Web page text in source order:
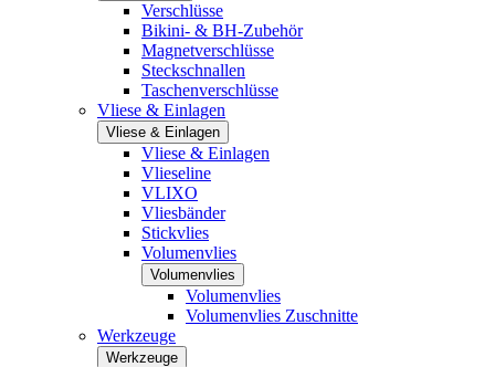
Verschlüsse
Bikini- & BH-Zubehör
Magnetverschlüsse
Steckschnallen
Taschenverschlüsse
Vliese & Einlagen
Vliese & Einlagen
Vliese & Einlagen
Vlieseline
VLIXO
Vliesbänder
Stickvlies
Volumenvlies
Volumenvlies
Volumenvlies
Volumenvlies Zuschnitte
Werkzeuge
Werkzeuge